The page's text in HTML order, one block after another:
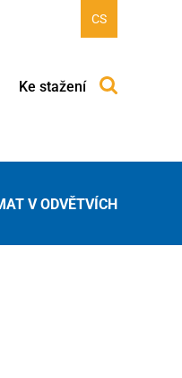
CS
Ke stažení
V ODVĚTVÍCH